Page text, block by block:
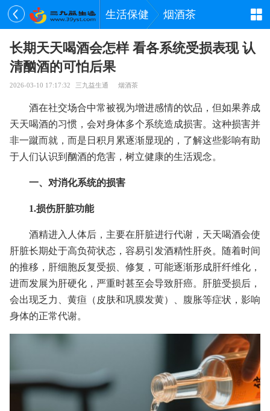
生活保健 烟酒茶
长期天天喝酒会怎样 看各系统受损表现 认
清酗酒的可怕后果
2026-03-10 17:17:32 三九益生通 烟酒茶
酒在社交场合中常被视为增进感情的饮品，但如果养成
天天喝酒的习惯，会对身体多个系统造成损害。这种损害并
非一蹴而就，而是日积月累逐渐显现的，了解这些影响有助
于人们认识到酗酒的危害，树立健康的生活观念。
一、对消化系统的损害
1.损伤肝脏功能
酒精进入人体后，主要在肝脏进行代谢，天天喝酒会使
肝脏长期处于高负荷状态，容易引发酒精性肝炎。随着时间
的推移，肝细胞反复受损、修复，可能逐渐形成肝纤维化，
进而发展为肝硬化，严重时甚至会导致肝癌。肝脏受损后，
会出现乏力、黄疸（皮肤和巩膜发黄）、腹胀等症状，影响
身体的正常代谢。